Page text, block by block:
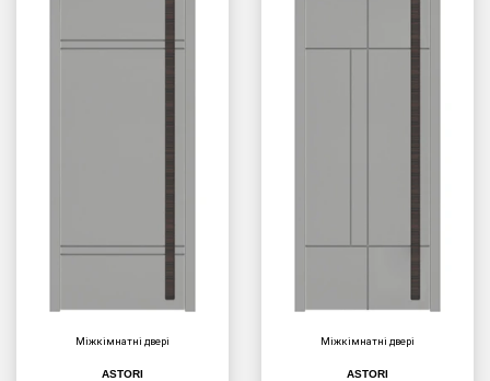
Міжкімнатні двері
ASTORI
Міжкімнатні двері
ASTORI